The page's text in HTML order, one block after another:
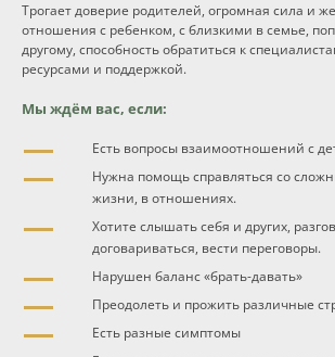
Трогает доверие родителей, огромная сила и
отношения с ребенком, с близкими в семье,
другому, способность обратиться к
ресурсами и поддержкой.
Мы ждём вас, если:
Есть вопросы взаимоотношений с
Нужна помощь справляться со
жизни, в отношениях.
Хотите слышать себя и других,
договариваться, вести переговоры.
Нарушен баланс «брать-давать»
Преодолеть и прожить различные
Есть разные симптомы